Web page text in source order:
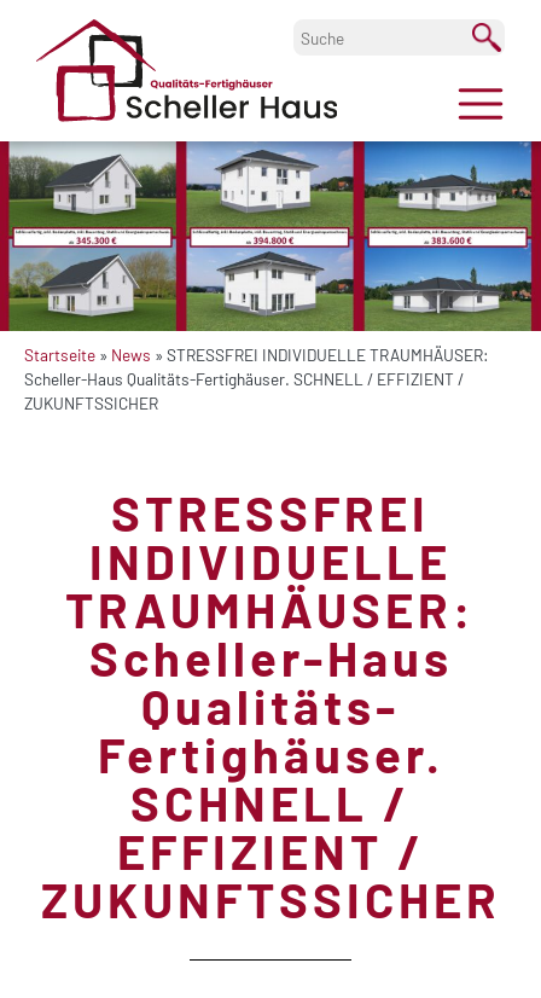
Startseite » News » STRESSFREI INDIVIDUELLE TRAUMHÄUSER:
Scheller-Haus Qualitäts-Fertighäuser. SCHNELL / EFFIZIENT /
ZUKUNFTSSICHER
STRESSFREI
INDIVIDUELLE
TRAUMHÄUSER:
Scheller-Haus
Qualitäts-
Fertighäuser.
SCHNELL /
EFFIZIENT /
ZUKUNFTSSICHER